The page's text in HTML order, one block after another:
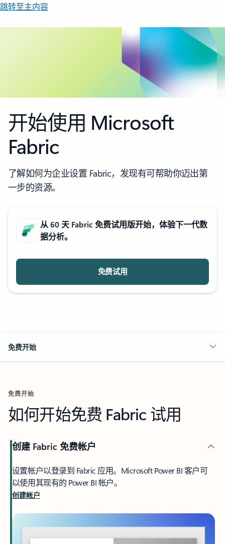
跳转至主内容
开始使用 Microsoft
Fabric
了解如何为企业设置 Fabric，发现有可帮助你迈出第
一步的资源。
从 60 天 Fabric 免费试用版开始，体验下一代数
据分析。
免费试用
免费开始
免费开始
如何开始免费 Fabric 试用
创建 Fabric 免费帐户
设置帐户以登录到 Fabric 应用。Microsoft Power BI 客户可
以使用其现有的 Power BI 帐户。
创建帐户